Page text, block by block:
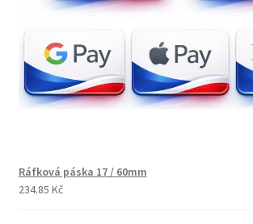
Ráfková páska 17 / 60mm
234.85 Kč